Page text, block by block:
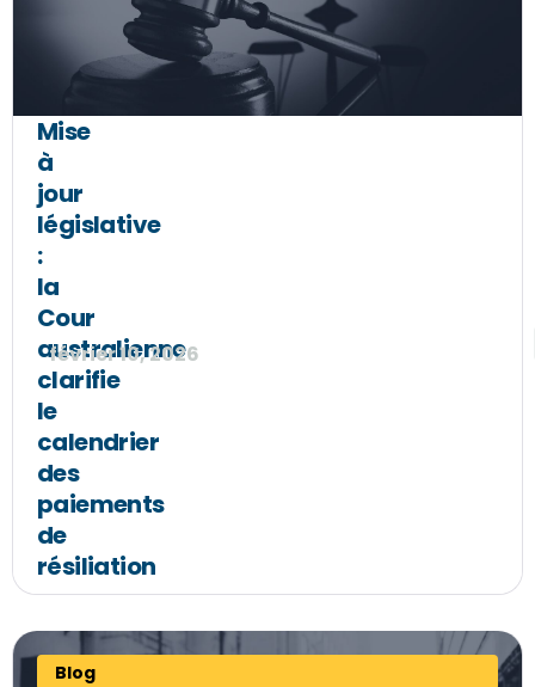
Mise
à
jour
législative
:
la
Cour
australienne
clarifie
le
calendrier
des
paiements
de
résiliation
février 10, 2026
Blog